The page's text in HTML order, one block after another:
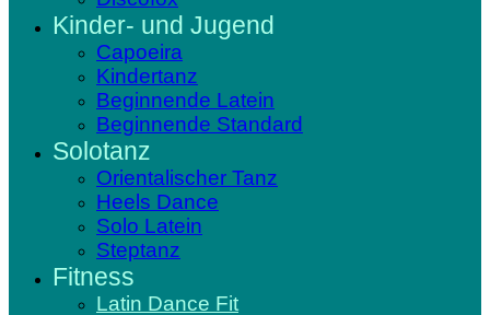
Kinder- und Jugend
Capoeira
Kindertanz
Beginnende Latein
Beginnende Standard
Solotanz
Orientalischer Tanz
Heels Dance
Solo Latein
Steptanz
Fitness
Latin Dance Fit